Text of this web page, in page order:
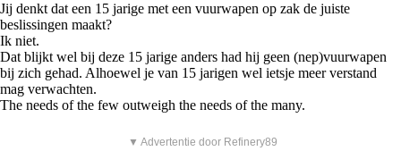
Jij denkt dat een 15 jarige met een vuurwapen op zak de juiste
beslissingen maakt?
Ik niet.
Dat blijkt wel bij deze 15 jarige anders had hij geen (nep)vuurwapen
bij zich gehad. Alhoewel je van 15 jarigen wel ietsje meer verstand
mag verwachten.
The needs of the few outweigh the needs of the many.
▼ Advertentie door Refinery89